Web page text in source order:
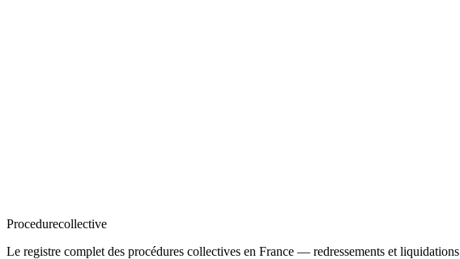
Procedurecollective
Le registre complet des procédures collectives en France — redressements et